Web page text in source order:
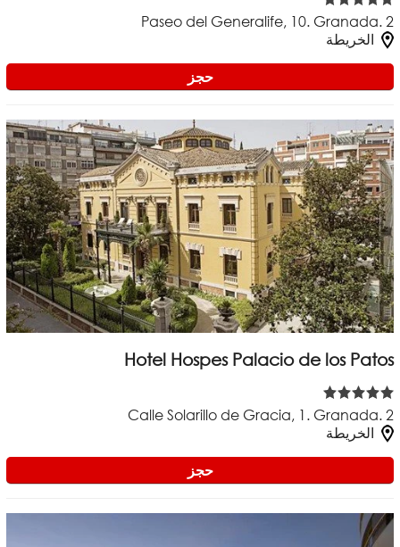
Paseo del Generalife, 10. Granada. 2
الخريطة
حجز
Hotel Hospes Palacio de los Patos
Calle Solarillo de Gracia, 1. Granada. 2
الخريطة
حجز